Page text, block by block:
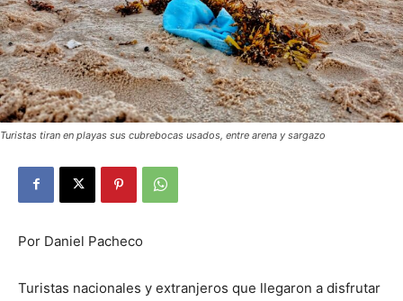
Turistas tiran en playas sus cubrebocas usados, entre arena y sargazo
Por Daniel Pacheco
Turistas nacionales y extranjeros que llegaron a disfrutar